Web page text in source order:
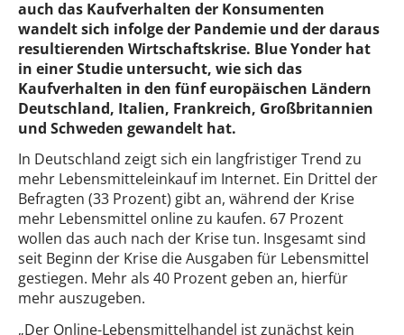
auch das Kaufverhalten der Konsumenten
wandelt sich infolge der Pandemie und der daraus
resultierenden Wirtschaftskrise. Blue Yonder hat
in einer Studie untersucht, wie sich das
Kaufverhalten in den fünf europäischen Ländern
Deutschland, Italien, Frankreich, Großbritannien
und Schweden gewandelt hat.
In Deutschland zeigt sich ein langfristiger Trend zu
mehr Lebensmitteleinkauf im Internet. Ein Drittel der
Befragten (33 Prozent) gibt an, während der Krise
mehr Lebensmittel online zu kaufen. 67 Prozent
wollen das auch nach der Krise tun. Insgesamt sind
seit Beginn der Krise die Ausgaben für Lebensmittel
gestiegen. Mehr als 40 Prozent geben an, hierfür
mehr auszugeben.
„Der Online-Lebensmittelhandel ist zunächst kein